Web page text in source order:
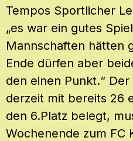
Tempos Sportlicher
„es war ein gutes
Mannschaften hätten
Ende dürfen aber
den einen Punkt.“
derzeit mit bereits 26
den 6.Platz belegt,
Wochenende zum FC